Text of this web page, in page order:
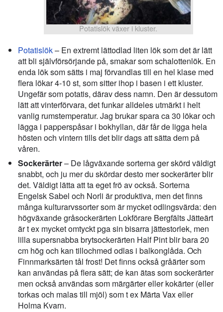
Potatislök växer i kluster.
Potatislök– En extremt lättodlad liten lök som det är lätt
att bli självförsörjande på, smakar som schalottenlök. En
enda lök som sätts i maj förvandlas till en hel klase med
flera lökar 4-10 st, som sitter ihop i basen i ett kluster.
Ungefär som potatis, därav dess namn. Den är dessutom
lätt att vinterförvara, det funkar alldeles utmärkt i helt
vanlig rumstemperatur. Jag brukar spara ca 30 lökar och
lägga i papperspåsar i bokhyllan, där får de ligga hela
hösten och vintern tills det blir dags att sätta dem på
våren.
Sockerärter– De lågväxande sorterna ger skörd väldigt
snabbt, och ju mer du skördar desto mer sockerärter blir
det. Väldigt lätta att ta eget frö av också. Sorterna
Engelsk Sabel och Norli är produktiva, men det finns
många kulturarvssorter som är mycket odlingsvärda: den
högväxande gråsockerärten Lokförare Bergfälts Jätteärt
är t ex mycket omtyckt pga sin bisarra jättestorlek, men
lilla supersnabba brytsockerärten Half Pint blir bara 20
cm hög och kan tillochmed odlas i balkonglåda. Och
Finnmarksärten tål frost! Det finns också gråärter som
kan användas på flera sätt; de kan ätas som sockerärter
men också användas som märgärter eller kokärter (eller
torkas och malas till mjöl) som t ex Märta Vax eller
Holma Kvarn.